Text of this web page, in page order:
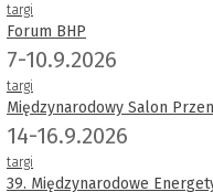
targi
Forum BHP
7-10.9.2026
targi
Międzynarodowy Salon
14-16.9.2026
targi
39. Międzynarodowe